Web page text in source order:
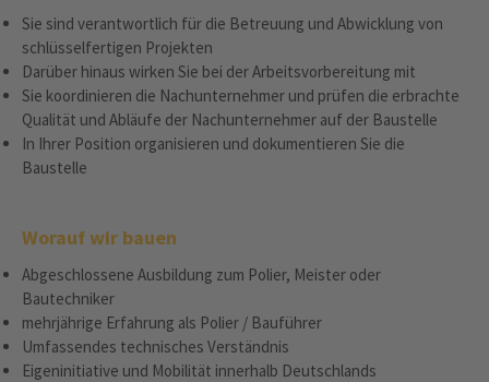
Sie sind verantwortlich für die Betreuung und Abwicklung von
schlüsselfertigen Projekten
Darüber hinaus wirken Sie bei der Arbeitsvorbereitung mit
Sie koordinieren die Nachunternehmer und prüfen die erbrachte
Qualität und Abläufe der Nachunternehmer auf der Baustelle
In Ihrer Position organisieren und dokumentieren Sie die
Baustelle
Worauf wir bauen
Abgeschlossene Ausbildung zum Polier, Meister oder
Bautechniker
mehrjährige Erfahrung als Polier / Bauführer
Umfassendes technisches Verständnis
Eigeninitiative und Mobilität innerhalb Deutschlands